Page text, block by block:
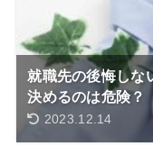
就職先の後悔しな
決めるのは危険？
2023.12.14